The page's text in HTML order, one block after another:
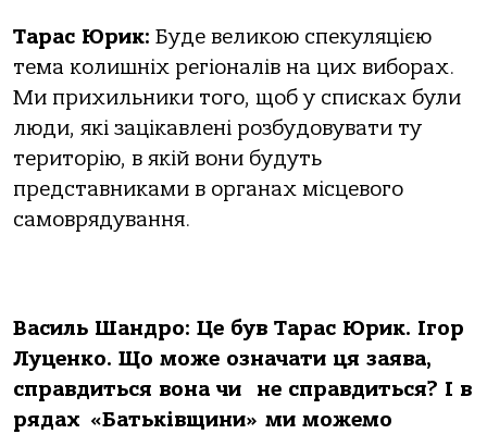
Тарас Юрик: Буде великою спекуляцією
тема колишніх регіоналів на цих виборах.
Ми прихильники того, щоб у списках були
люди, які зацікавлені розбудовувати ту
територію, в якій вони будуть
представниками в органах місцевого
самоврядування.
Василь Шандро: Це був Тарас Юрик. Ігор
Луценко. Що може означати ця заява,
справдиться вона чи не справдиться? І в
рядах «Батьківщини» ми можемо